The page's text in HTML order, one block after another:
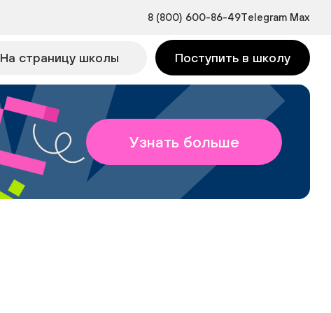
8 (800) 600-86-49Telegram Max
На страницу школы Поступить в школу
Узнать больше